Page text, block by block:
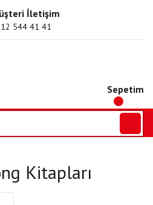
İletişim
544 41 41
Sepetim
Kitapları